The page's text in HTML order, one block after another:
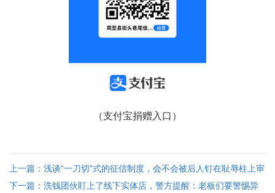
（支付宝捐赠入口）
上一篇：浅谈“一刀切”式的征信制度，会不会被后人钉在耻辱柱上审
判？
下一篇：洗钱团伙盯上了线下实体店，警方提醒：老板们要警惕异